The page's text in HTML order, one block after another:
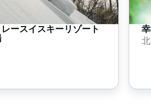
ースイスキーリゾート